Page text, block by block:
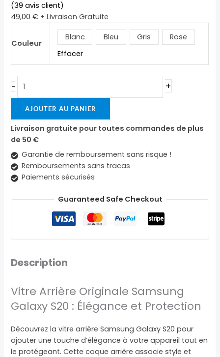
(39 avis client)
49,00€ + Livraison Gratuite
Couleur
Blanc Bleu Gris
Rose
Effacer
- +
AJOUTER AU PANIER
Livraison gratuite pour toutes commandes de plus
de 50 €
Garantie de remboursement sans risque !
Remboursements sans tracas
Paiements sécurisés
Guaranteed Safe Checkout
Description
Vitre Arrière Originale Samsung
Galaxy S20 : Élégance et Protection
Découvrez la vitre arrière Samsung Galaxy S20 pour
ajouter une touche d’élégance à votre appareil tout en
le protégeant. Cette coque arrière associe style et